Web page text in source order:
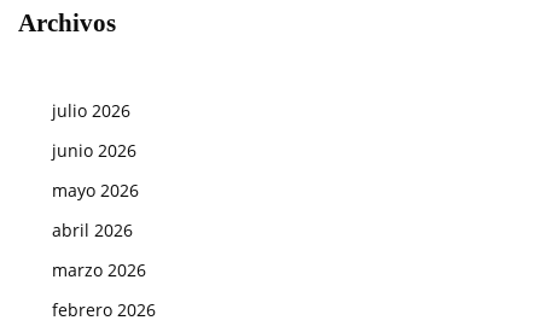
Archivos
julio 2026
junio 2026
mayo 2026
abril 2026
marzo 2026
febrero 2026